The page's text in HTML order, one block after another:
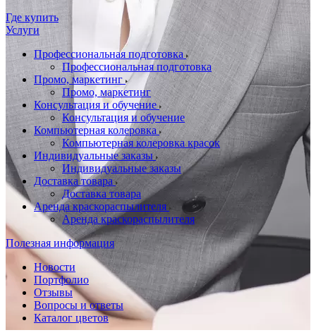
Где купить
Услуги
Профессиональная подготовка
Профессиональная подготовка
Промо, маркетинг
Промо, маркетинг
Консультация и обучение
Консультация и обучение
Компьютерная колеровка
Компьютерная колеровка красок
Индивидуальные заказы
Индивидуальные заказы
Доставка товара
Доставка товара
Аренда краскораспылителя
Аренда краскораспылителя
Полезная информация
Новости
Портфолио
Отзывы
Вопросы и ответы
Каталог цветов